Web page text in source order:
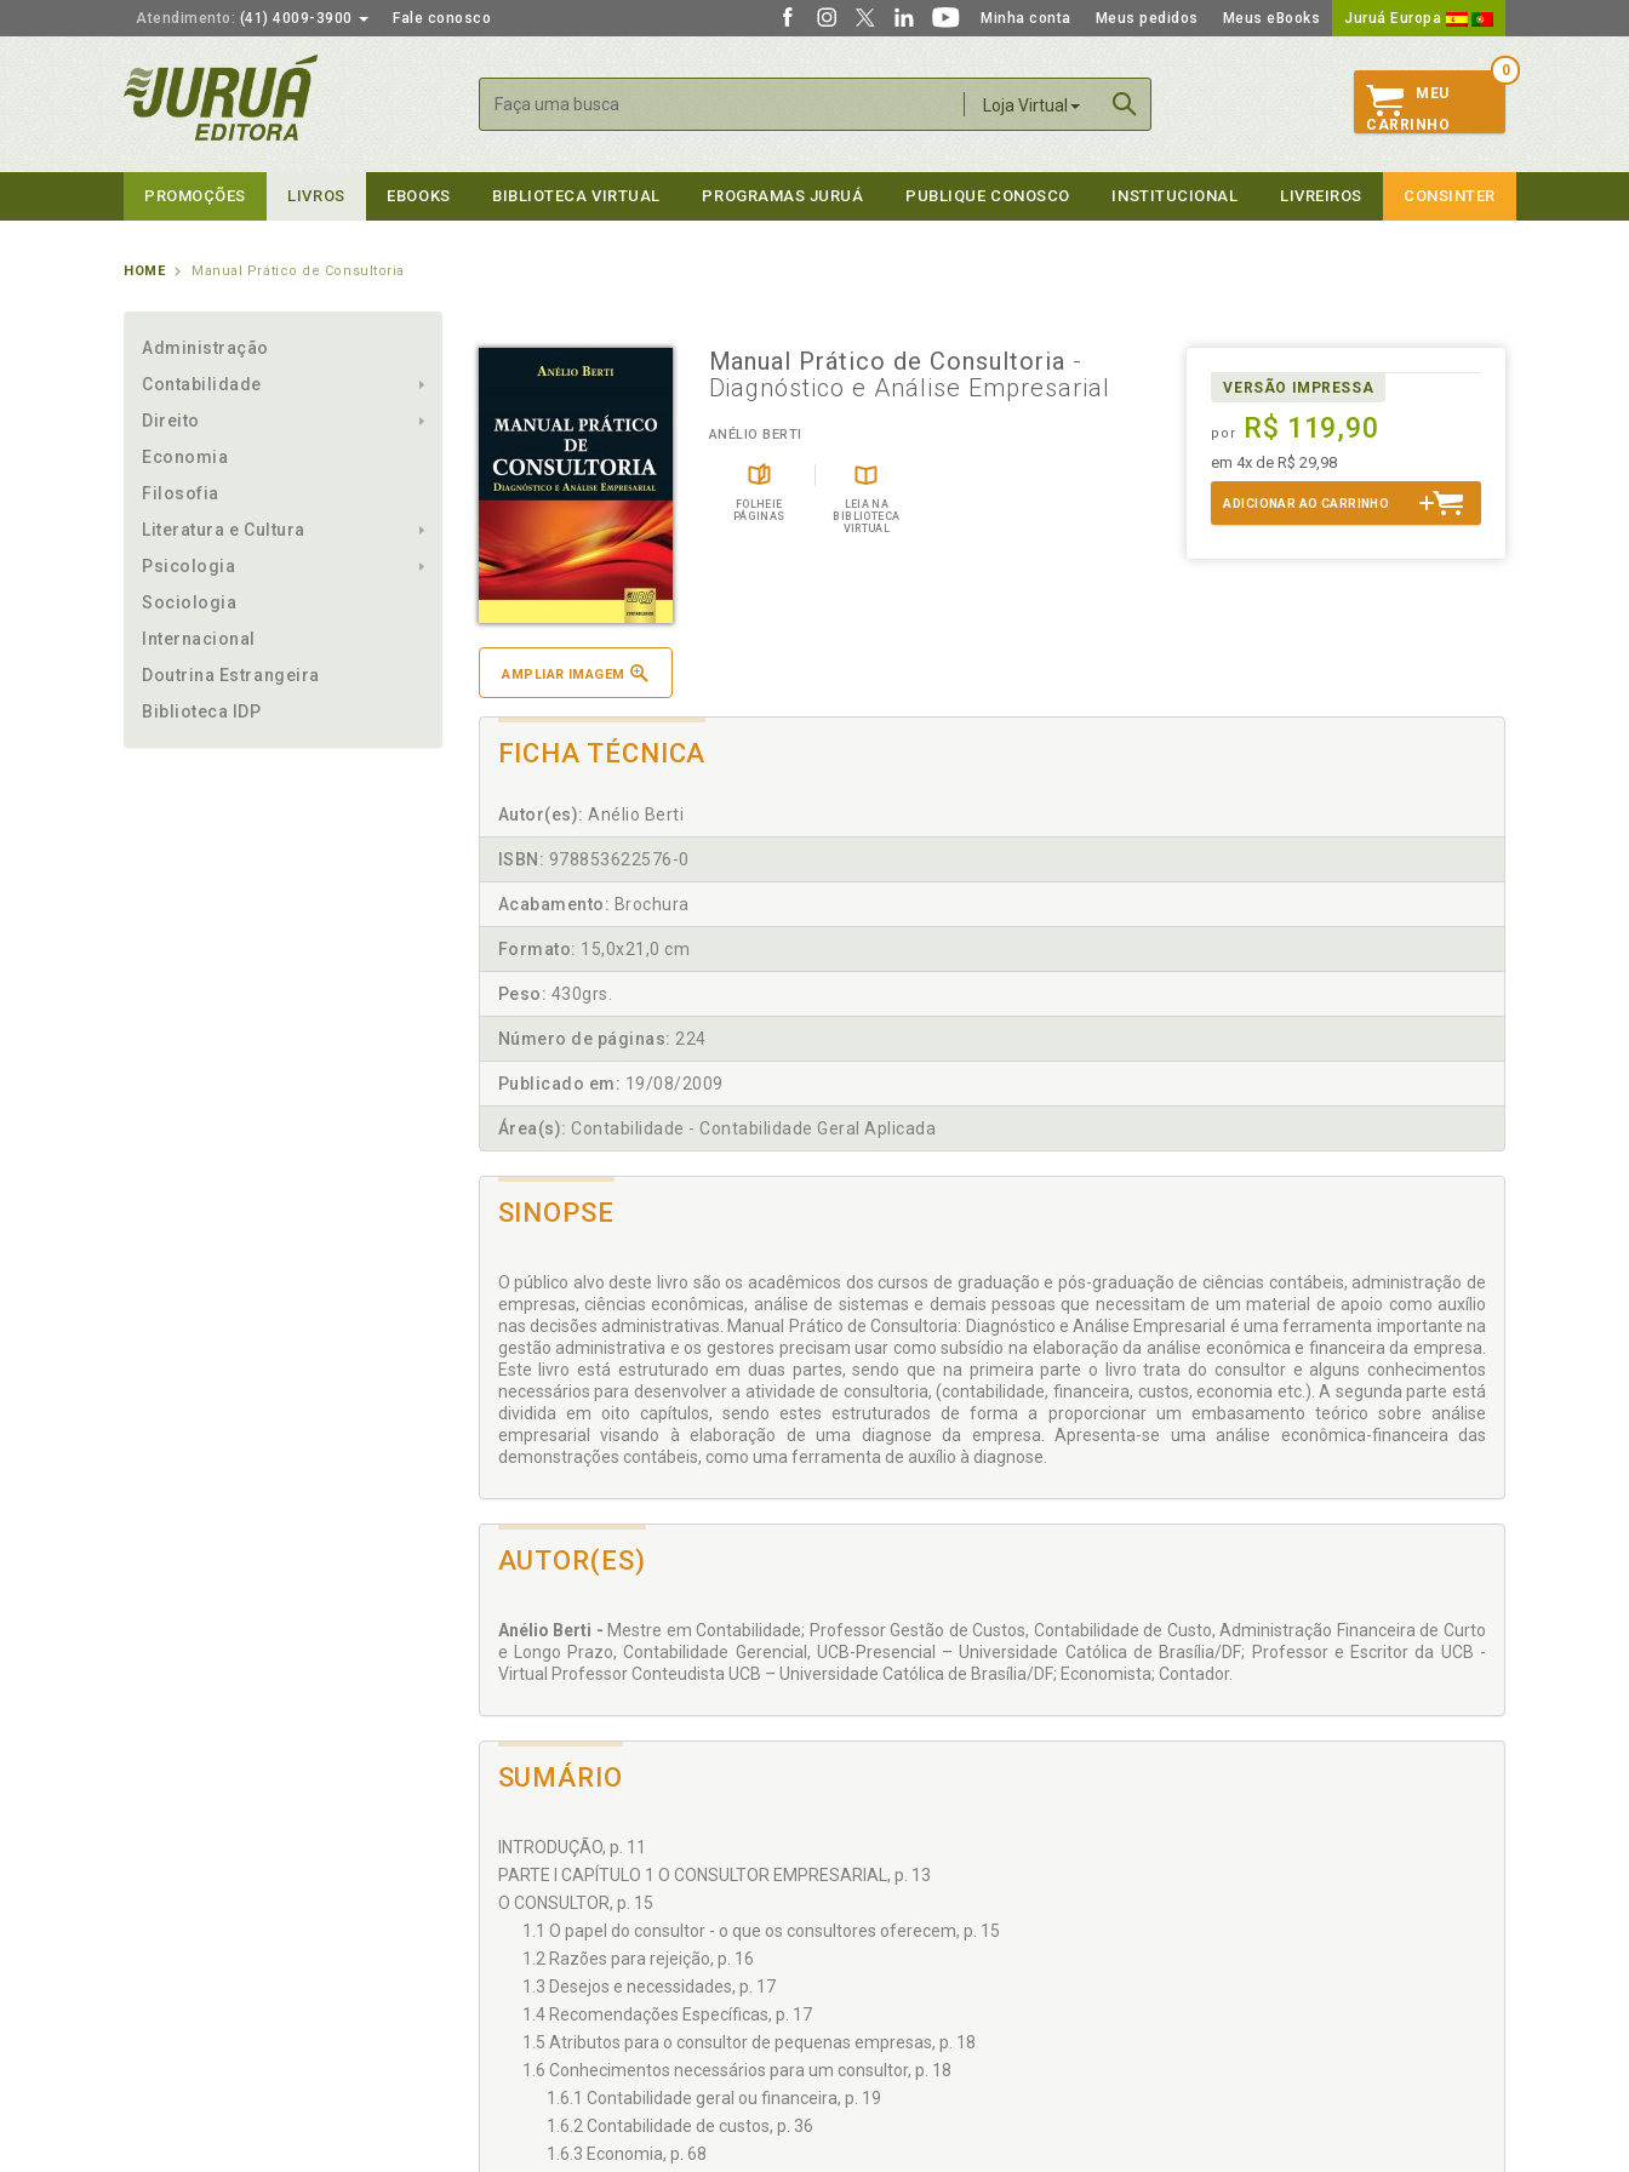
Atendimento: (41) 4009-3900 Fale conosco Minha conta Meus pedidos Meus eBooks Juruá Europa
Loja Virtual
Buscar
0
MEU
CARRINHO
PROMOÇÕES LIVROS EBOOKS BIBLIOTECA VIRTUAL PROGRAMAS JURUÁ PUBLIQUE CONOSCO INSTITUCIONAL LIVREIROS CONSINTER
HOME Manual Prático de Consultoria
Administração
Contabilidade
Direito
Economia
Filosofia
Literatura e Cultura
Psicologia
Sociologia
Internacional
Doutrina Estrangeira
Biblioteca IDP
AMPLIAR IMAGEM
Manual Prático de Consultoria -
Diagnóstico e Análise Empresarial
ANÉLIO BERTI
FOLHEIE
PÁGINAS
LEIA NA
BIBLIOTECA
VIRTUAL
VERSÃO IMPRESSA
por R$ 119,90
em 4x de R$ 29,98
ADICIONAR AO CARRINHO
FICHA TÉCNICA
Autor(es): Anélio Berti
ISBN: 978853622576-0
Acabamento: Brochura
Formato: 15,0x21,0 cm
Peso: 430grs.
Número de páginas: 224
Publicado em: 19/08/2009
Área(s): Contabilidade - Contabilidade Geral Aplicada
SINOPSE
O público alvo deste livro são os acadêmicos dos cursos de graduação e pós-graduação de ciências contábeis, administração de
empresas, ciências econômicas, análise de sistemas e demais pessoas que necessitam de um material de apoio como auxílio
nas decisões administrativas. Manual Prático de Consultoria: Diagnóstico e Análise Empresarial é uma ferramenta importante na
gestão administrativa e os gestores precisam usar como subsídio na elaboração da análise econômica e financeira da empresa.
Este livro está estruturado em duas partes, sendo que na primeira parte o livro trata do consultor e alguns conhecimentos
necessários para desenvolver a atividade de consultoria, (contabilidade, financeira, custos, economia etc.). A segunda parte está
dividida em oito capítulos, sendo estes estruturados de forma a proporcionar um embasamento teórico sobre análise
empresarial visando à elaboração de uma diagnose da empresa. Apresenta-se uma análise econômica-financeira das
demonstrações contábeis, como uma ferramenta de auxílio à diagnose.
AUTOR(ES)
Anélio Berti - Mestre em Contabilidade; Professor Gestão de Custos, Contabilidade de Custo, Administração Financeira de Curto
e Longo Prazo, Contabilidade Gerencial, UCB-Presencial – Universidade Católica de Brasília/DF; Professor e Escritor da UCB -
Virtual Professor Conteudista UCB – Universidade Católica de Brasília/DF; Economista; Contador.
SUMÁRIO
INTRODUÇÃO, p. 11
PARTE I CAPÍTULO 1 O CONSULTOR EMPRESARIAL, p. 13
O CONSULTOR, p. 15
1.1 O papel do consultor - o que os consultores oferecem, p. 15
1.2 Razões para rejeição, p. 16
1.3 Desejos e necessidades, p. 17
1.4 Recomendações Específicas, p. 17
1.5 Atributos para o consultor de pequenas empresas, p. 18
1.6 Conhecimentos necessários para um consultor, p. 18
1.6.1 Contabilidade geral ou financeira, p. 19
1.6.2 Contabilidade de custos, p. 36
1.6.3 Economia, p. 68